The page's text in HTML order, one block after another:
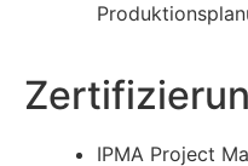
IPMA Project